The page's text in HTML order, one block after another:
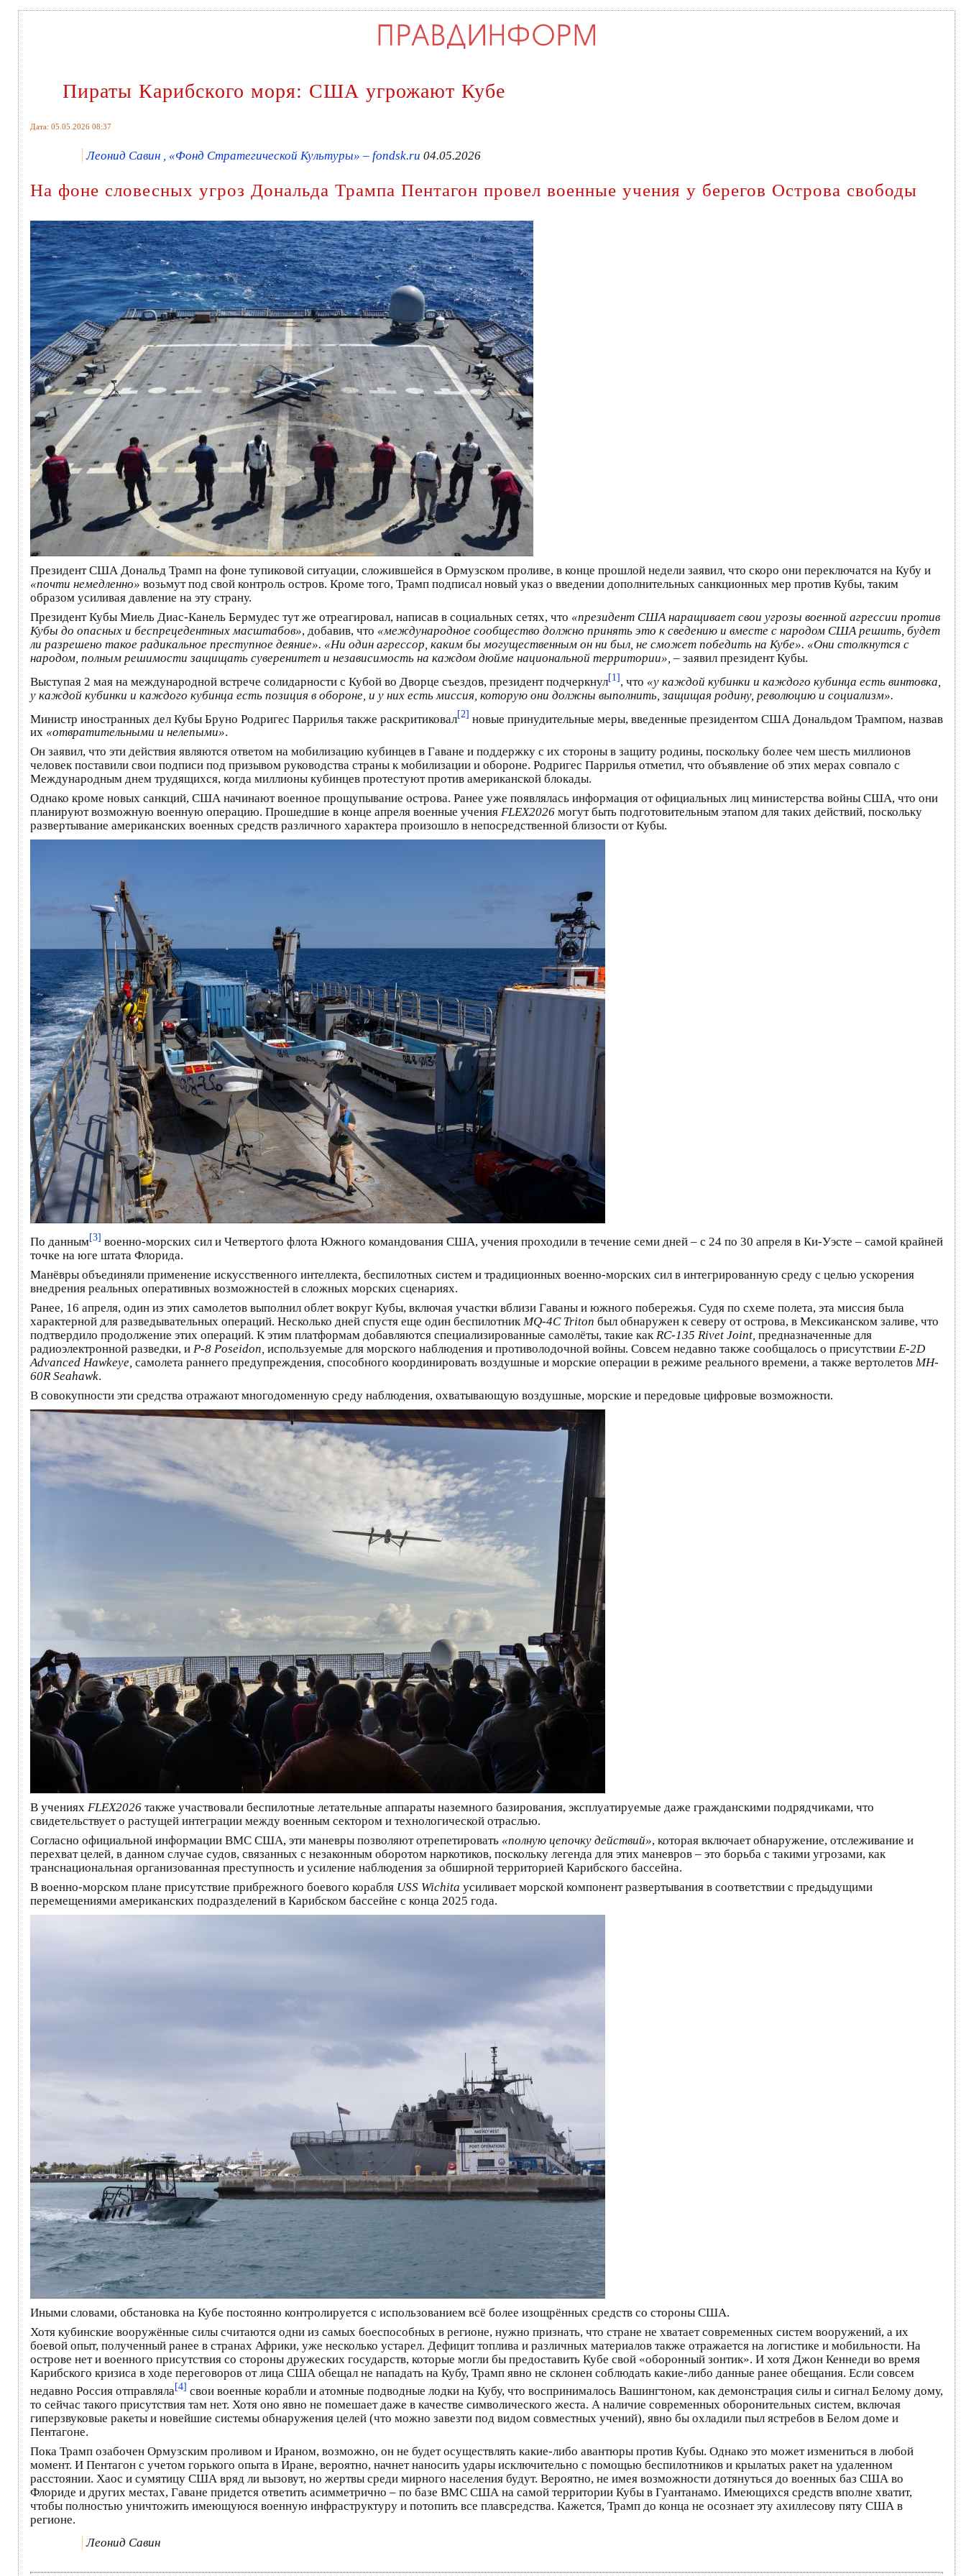
Пираты Карибского моря: США угрожают Кубе
Дата: 05.05.2026 08:37
Леонид Савин , «Фонд Стратегической Культуры» – fondsk.ru 04.05.2026
На фоне словесных угроз Дональда Трампа Пентагон провел военные учения у берегов Острова свободы
Президент США Дональд Трамп на фоне тупиковой ситуации, сложившейся в Ормузском проливе, в конце прошлой недели заявил, что скоро они переключатся на Кубу и
«почти немедленно» возьмут под свой контроль остров. Кроме того, Трамп подписал новый указ о введении дополнительных санкционных мер против Кубы, таким
образом усиливая давление на эту страну.
Президент Кубы Миель Диас-Канель Бермудес тут же отреагировал, написав в социальных сетях, что «президент США наращивает свои угрозы военной агрессии против
Кубы до опасных и беспрецедентных масштабов», добавив, что «международное сообщество должно принять это к сведению и вместе с народом США решить, будет
ли разрешено такое радикальное преступное деяние». «Ни один агрессор, каким бы могущественным он ни был, не сможет победить на Кубе». «Они столкнутся с
народом, полным решимости защищать суверенитет и независимость на каждом дюйме национальной территории», – заявил президент Кубы.
Выступая 2 мая на международной встрече солидарности с Кубой во Дворце съездов, президент подчеркнул[1], что «у каждой кубинки и каждого кубинца есть винтовка,
у каждой кубинки и каждого кубинца есть позиция в обороне, и у них есть миссия, которую они должны выполнить, защищая родину, революцию и социализм».
Министр иностранных дел Кубы Бруно Родригес Паррилья также раскритиковал[2] новые принудительные меры, введенные президентом США Дональдом Трампом, назвав
их «отвратительными и нелепыми».
Он заявил, что эти действия являются ответом на мобилизацию кубинцев в Гаване и поддержку с их стороны в защиту родины, поскольку более чем шесть миллионов
человек поставили свои подписи под призывом руководства страны к мобилизации и обороне. Родригес Паррилья отметил, что объявление об этих мерах совпало с
Международным днем трудящихся, когда миллионы кубинцев протестуют против американской блокады.
Однако кроме новых санкций, США начинают военное прощупывание острова. Ранее уже появлялась информация от официальных лиц министерства войны США, что они
планируют возможную военную операцию. Прошедшие в конце апреля военные учения FLEX2026 могут быть подготовительным этапом для таких действий, поскольку
развертывание американских военных средств различного характера произошло в непосредственной близости от Кубы.
По данным[3] военно-морских сил и Четвертого флота Южного командования США, учения проходили в течение семи дней – с 24 по 30 апреля в Ки-Уэсте – самой крайней
точке на юге штата Флорида.
Манёвры объединяли применение искусственного интеллекта, беспилотных систем и традиционных военно-морских сил в интегрированную среду с целью ускорения
внедрения реальных оперативных возможностей в сложных морских сценариях.
Ранее, 16 апреля, один из этих самолетов выполнил облет вокруг Кубы, включая участки вблизи Гаваны и южного побережья. Судя по схеме полета, эта миссия была
характерной для разведывательных операций. Несколько дней спустя еще один беспилотникMQ-4C Triton был обнаружен к северу от острова, в Мексиканском заливе, что
подтвердило продолжение этих операций. К этим платформам добавляются специализированные самолёты, такие какRC-135 Rivet Joint, предназначенные для
радиоэлектронной разведки, и P-8 Poseidon, используемые для морского наблюдения и противолодочной войны. Совсем недавно также сообщалось о присутствии E-2D
Advanced Hawkeye, самолета раннего предупреждения, способного координировать воздушные и морские операции в режиме реального времени, а также вертолетов MH-
60R Seahawk.
В совокупности эти средства отражают многодоменную среду наблюдения, охватывающую воздушные, морские и передовые цифровые возможности.
В учениях FLEX2026 также участвовали беспилотные летательные аппараты наземного базирования, эксплуатируемые даже гражданскими подрядчиками, что
свидетельствует о растущей интеграции между военным сектором и технологической отраслью.
Согласно официальной информации ВМС США, эти маневры позволяют отрепетировать «полную цепочку действий», которая включает обнаружение, отслеживание и
перехват целей, в данном случае судов, связанных с незаконным оборотом наркотиков, поскольку легенда для этих маневров – это борьба с такими угрозами, как
транснациональная организованная преступность и усиление наблюдения за обширной территорией Карибского бассейна.
В военно-морском плане присутствие прибрежного боевого корабля USS Wichita усиливает морской компонент развертывания в соответствии с предыдущими
перемещениями американских подразделений в Карибском бассейне с конца 2025 года.
Иными словами, обстановка на Кубе постоянно контролируется с использованием всё более изощрённых средств со стороны США.
Хотя кубинские вооружённые силы считаются одни из самых боеспособных в регионе, нужно признать, что стране не хватает современных систем вооружений, а их
боевой опыт, полученный ранее в странах Африки, уже несколько устарел. Дефицит топлива и различных материалов также отражается на логистике и мобильности. На
острове нет и военного присутствия со стороны дружеских государств, которые могли бы предоставить Кубе свой «оборонный зонтик». И хотя Джон Кеннеди во время
Карибского кризиса в ходе переговоров от лица США обещал не нападать на Кубу, Трамп явно не склонен соблюдать какие-либо данные ранее обещания. Если совсем
недавно Россия отправляла[4] свои военные корабли и атомные подводные лодки на Кубу, что воспринималось Вашингтоном, как демонстрация силы и сигнал Белому дому,
то сейчас такого присутствия там нет. Хотя оно явно не помешает даже в качестве символического жеста. А наличие современных оборонительных систем, включая
гиперзвуковые ракеты и новейшие системы обнаружения целей (что можно завезти под видом совместных учений), явно бы охладили пыл ястребов в Белом доме и
Пентагоне.
Пока Трамп озабочен Ормузским проливом и Ираном, возможно, он не будет осуществлять какие-либо авантюры против Кубы. Однако это может измениться в любой
момент. И Пентагон с учетом горького опыта в Иране, вероятно, начнет наносить удары исключительно с помощью беспилотников и крылатых ракет на удаленном
расстоянии. Хаос и сумятицу США вряд ли вызовут, но жертвы среди мирного населения будут. Вероятно, не имея возможности дотянуться до военных баз США во
Флориде и других местах, Гаване придется ответить асимметрично – по базе ВМС США на самой территории Кубы в Гуантанамо. Имеющихся средств вполне хватит,
чтобы полностью уничтожить имеющуюся военную инфраструктуру и потопить все плавсредства. Кажется, Трамп до конца не осознает эту ахиллесову пяту США в
регионе.
Леонид Савин